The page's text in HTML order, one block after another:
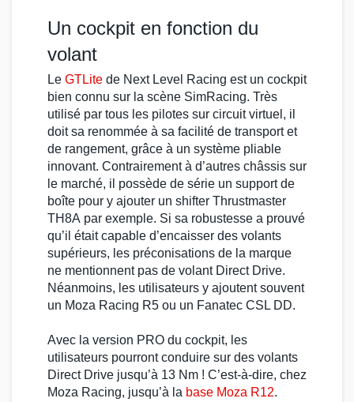
Un cockpit en fonction du
volant
Le GTLite de Next Level Racing est un cockpit
bien connu sur la scène SimRacing. Très
utilisé par tous les pilotes sur circuit virtuel , il
doit sa renommée à sa facilité de transport et
de rangement, grâce à un système pliable
innovant. Contrairement à d’autres châssis sur
le marché, il possède de série un support de
boîte pour y ajouter un shifter Thrustmaster
TH8A par exemple. Si sa robustesse a prouvé
qu’il était capable d’encaisser des volants
supérieurs, les préconisations de la marque
ne mentionnent pas de volant Direct Drive.
Néanmoins, les utilisateurs y ajoutent souvent
un Moza Racing R5 ou un Fanatec CSL DD.
Avec la version PRO du cockpit, les
utilisateurs pourront conduire sur des volants
Direct Drive jusqu’à 13 Nm ! C’est-à-dire, chez
Moza Racing, jusqu’à la base Moza R12.